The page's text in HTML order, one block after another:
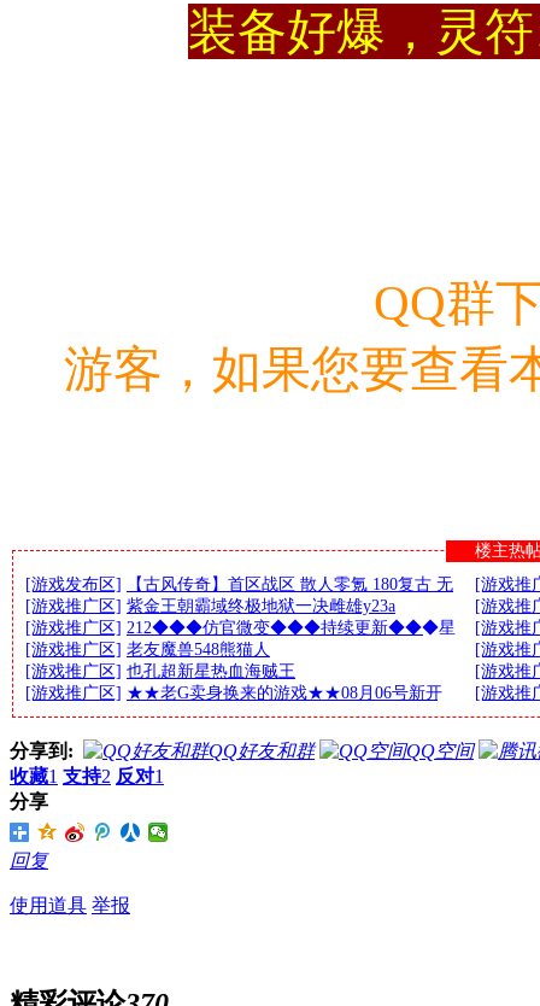
装备好爆，灵
QQ群
游客，如果您要查看
楼主热
[游戏发布区]
【古风传奇】首区战区 散人零氪 180复古 无
[游戏推广区] 紫金王朝霸域终极地狱一决雌雄y23a
[游戏推广区] 212◆◆◆仿官微变◆◆◆持续更新◆◆◆星
[游戏推广区] 老友魔兽548熊猫人
[游戏推广区] 也孔超新星热血海贼王
[游戏推广区] ★★老G卖身换来的游戏★★08月06号新开
[游戏推
[游戏推
[游戏推
[游戏推
[游戏推
[游戏推
分享到: QQ好友和群
QQ空间
收藏1 支持2 反对1
分享
回复
使用道具 举报